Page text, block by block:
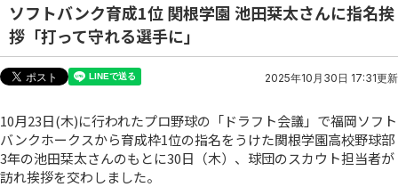
ソフトバンク育成1位 関根学園 池田栞太さんに指名挨
拶「打って守れる選手に」
2025年10月30日 17:31更新
10月23日(木)に行われたプロ野球の「ドラフト会議」で福岡ソフト
バンクホークスから育成枠1位の指名をうけた関根学園高校野球部
3年の池田栞太さんのもとに30日（木）、球団のスカウト担当者が
訪れ挨拶を交わしました。